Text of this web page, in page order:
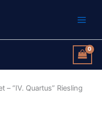
– “IV. Quartus” Riesling